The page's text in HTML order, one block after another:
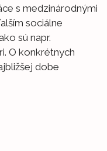
s medzinárodnými
sociálne
sú napr.
O konkrétnych
dobe